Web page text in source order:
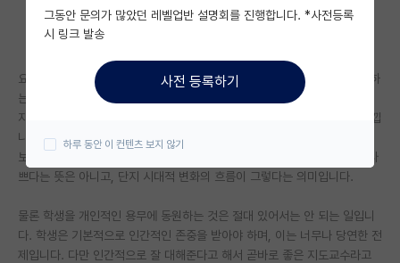
미국 유학 게시판
미국 대학원 합격 후기 게시판
대학원생 모집 게시판
연구실(PI) 홍보 게시판
임용 정보 게시판
요즘 새로 임용되는 교수님들은 예전처럼 "우리 딸 좀 데리러 가라", "이사하
는데 와서 도와라" 같은 악질적인 사례는 많이 줄어든 것 같습니다. 오히려
지도교수와 대학원생 사이의 연결이 점점 약해지는 추세에 더 가깝다고 느낍
니다. 예전에는 교수님이 말 그대로 '은사'에 가까운 존재였다면, 요즘은 그
보다는 조금 더 비즈니스적인 관계인 경우가 많아 보입니다. 물론 이것이 나
쁘다는 뜻은 아니고, 단지 시대적 변화의 흐름이 그렇다는 의미입니다.
물론 학생을 개인적인 용무에 동원하는 것은 절대 있어서는 안 되는 일입니
다. 학생은 기본적으로 인간적인 존중을 받아야 하며, 이는 너무나 당연한 전
제입니다. 다만 인간적으로 잘 대해준다고 해서 곧바로 좋은 지도교수라고
그동안 문의가 많았던 레벨업반 설명회를 진행합니다. *사전등록
시 링크 발송
사전 등록하기
하루 동안 이 컨텐츠 보지 않기